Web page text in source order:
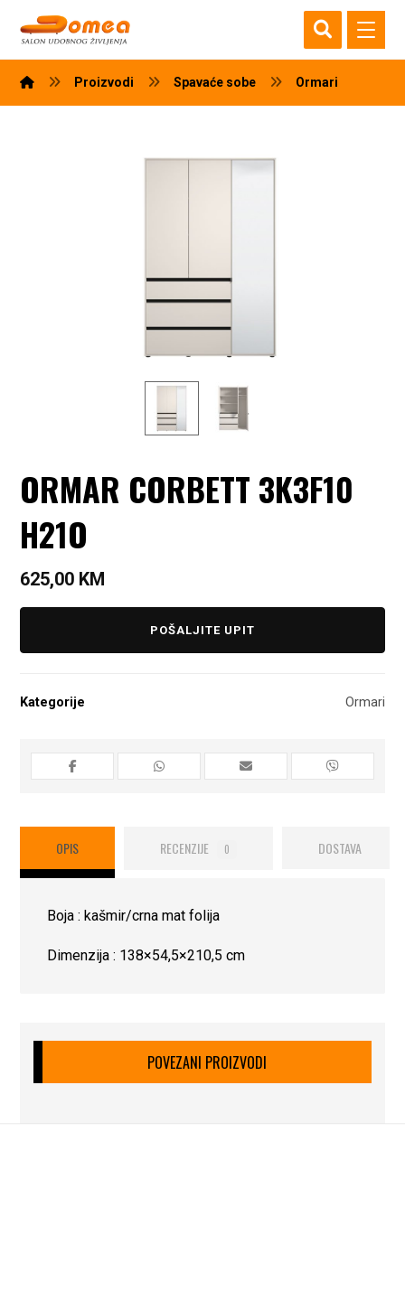
Proizvodi Spavaće sobe Ormari
ORMAR CORBETT 3K3F10
H21O
625,00 KM
POŠALJITE UPIT
Kategorije Ormari
OPIS RECENZIJE 0 DOSTAVA
Boja : kašmir/crna mat folija
Dimenzija : 138×54,5×210,5 cm
POVEZANI PROIZVODI